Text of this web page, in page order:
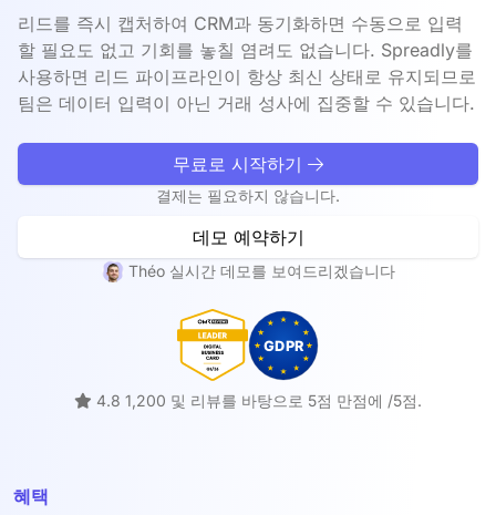
리드를 즉시 캡처하여 CRM과 동기화하면 수동으로 입력
할 필요도 없고 기회를 놓칠 염려도 없습니다. Spreadly를
사용하면 리드 파이프라인이 항상 최신 상태로 유지되므로
팀은 데이터 입력이 아닌 거래 성사에 집중할 수 있습니다.
무료로 시작하기
결제는 필요하지 않습니다.
데모 예약하기
Théo 실시간 데모를 보여드리겠습니다
4.8 1,200 및 리뷰를 바탕으로 5점 만점에 /5점.
혜택